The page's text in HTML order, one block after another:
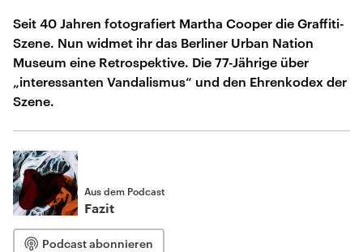
Seit 40 Jahren fotografiert Martha Cooper die Graffiti-
Szene. Nun widmet ihr das Berliner Urban Nation
Museum eine Retrospektive. Die 77-Jährige über
„interessanten Vandalismus“ und den Ehrenkodex der
Szene.
Aus dem Podcast
Fazit
Podcast abonnieren